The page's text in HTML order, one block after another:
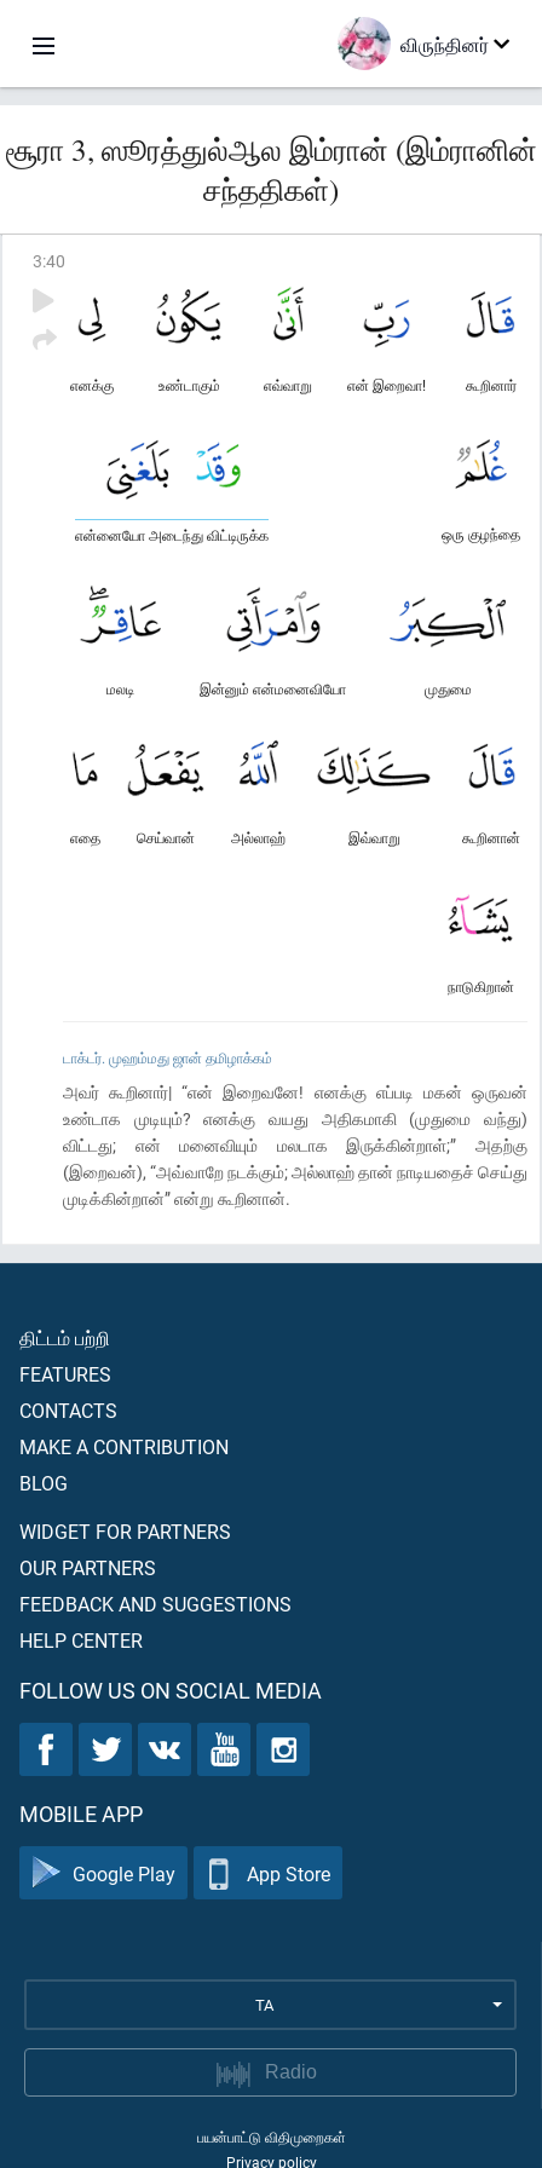
விருந்தினர்
சூரா 3, ஸூரத்துல்ஆல இம்ரான் (இம்ரானின்
சந்ததிகள்)
3:40
கூறினார்
என் இறைவா!
எவ்வாறு
உண்டாகும்
எனக்கு
ஒரு குழந்தை
என்னையோ அடைந்து விட்டிருக்க
முதுமை
இன்னும் என்மனைவியோ
மலடி
கூறினான்
இவ்வாறு
அல்லாஹ்
செய்வான்
எதை
நாடுகிறான்
டாக்டர். முஹம்மது ஜான் தமிழாக்கம்
அவர் கூறினார்| “என் இறைவனே! எனக்கு எப்படி மகன் ஒருவன்
உண்டாக முடியும்? எனக்கு வயது அதிகமாகி (முதுமை வந்து)
விட்டது; என் மனைவியும் மலடாக இருக்கின்றாள்;” அதற்கு
(இறைவன்), “அவ்வாறே நடக்கும்; அல்லாஹ் தான் நாடியதைச் செய்து
முடிக்கின்றான்” என்று கூறினான்.
திட்டம் பற்றி
FEATURES
CONTACTS
MAKE A CONTRIBUTION
BLOG
WIDGET FOR PARTNERS
OUR PARTNERS
FEEDBACK AND SUGGESTIONS
HELP CENTER
FOLLOW US ON SOCIAL MEDIA
MOBILE APP
Google Play App Store
TA
Radio
பயன்பாட்டு விதிமுறைகள்
Privacy policy